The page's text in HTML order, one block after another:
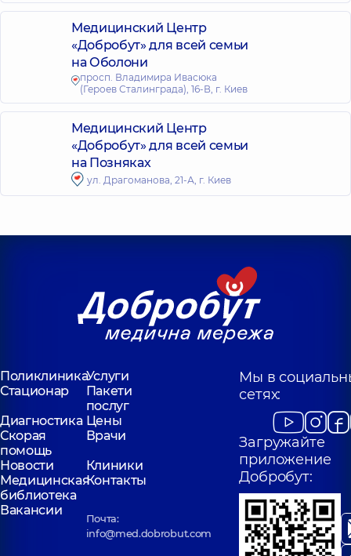
Медицинский Центр
«Добробут» для всей семьи
на Оболони
просп. Владимира Ивасюка
(Героев Сталинграда), 16-В, г. Киев
Медицинский Центр
«Добробут» для всей семьи
на Позняках
ул. Драгоманова, 21-А, г. Киев
ПоликлиникаУслуги
Стационар
Пакети
послуг
Диагностика Цены
Скорая
помощь
Врачи
Новости
Клиники
Медицинская
библиотека
Контакты
Вакансии
Почта:
info@med.dobrobut.com
Мы в
сетях:
Загружайте
приложение
Добробут: